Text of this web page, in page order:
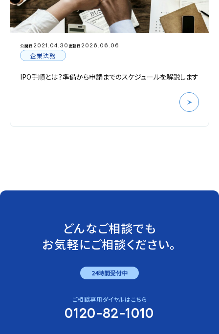
公開日 2021.04.30 更新日 2026.06.06
企業法務
IPO手順とは？準備から申請までのスケジュールを解説します
どんなご相談でも
お気軽にご相談ください。
24時間受付中
ご相談専用ダイヤルはこちら
0120-82-1010